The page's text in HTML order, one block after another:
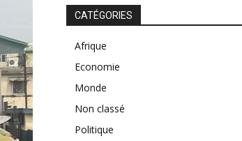
CATÉGORIES
Afrique
Economie
Monde
Non classé
Politique